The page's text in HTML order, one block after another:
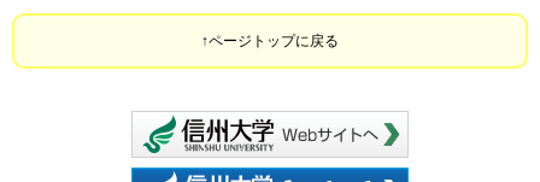
ページトップに戻る